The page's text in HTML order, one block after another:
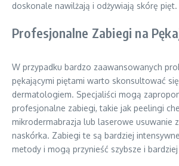
doskonale nawilżają i odżywiają skórę pięt.
Profesjonalne Zabiegi na
W przypadku bardzo zaawansowanych
pękającymi piętami warto skonsultować
dermatologiem. Specjaliści mogą
profesjonalne zabiegi, takie jak peelingi
mikrodermabrazja lub laserowe usuwanie
naskórka. Zabiegi te są bardziej
metody i mogą przynieść szybsze i